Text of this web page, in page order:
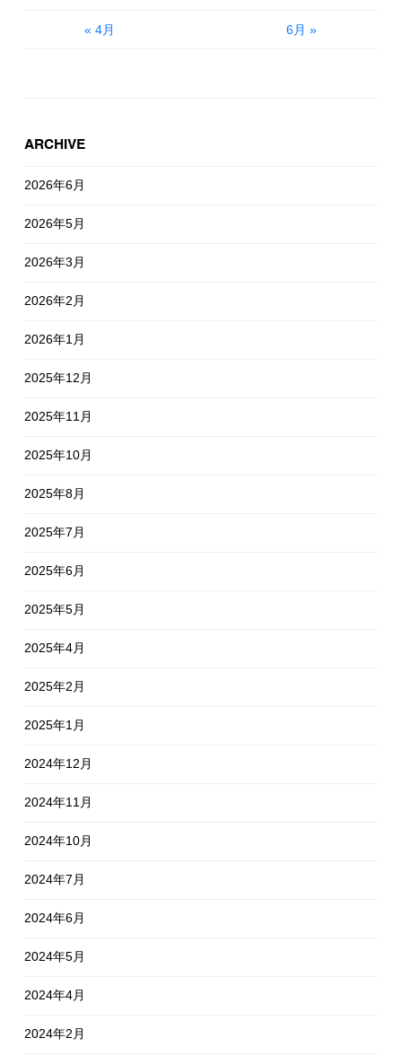
« 4月 6月 »
ARCHIVE
2026年6月
2026年5月
2026年3月
2026年2月
2026年1月
2025年12月
2025年11月
2025年10月
2025年8月
2025年7月
2025年6月
2025年5月
2025年4月
2025年2月
2025年1月
2024年12月
2024年11月
2024年10月
2024年7月
2024年6月
2024年5月
2024年4月
2024年2月